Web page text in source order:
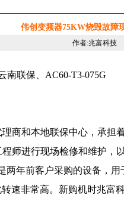
伟创变频器75KW烧毁故障
作者:兆富科技
南联保、AC60-T3-075G
商和本地联保中心，承担
师进行现场检修和维护，
年前客户采购的设备，
速非常高。新购机时兆富